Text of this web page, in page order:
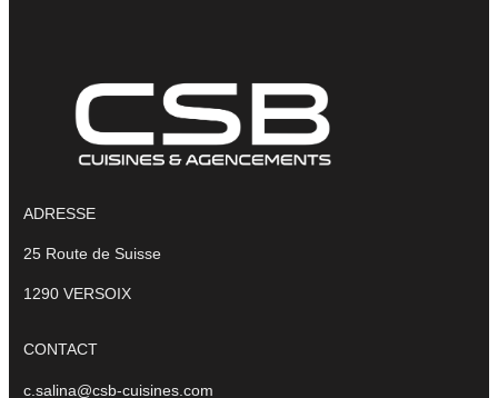
ADRESSE
25 Route de Suisse
1290 VERSOIX
CONTACT
c.salina@csb-cuisines.com